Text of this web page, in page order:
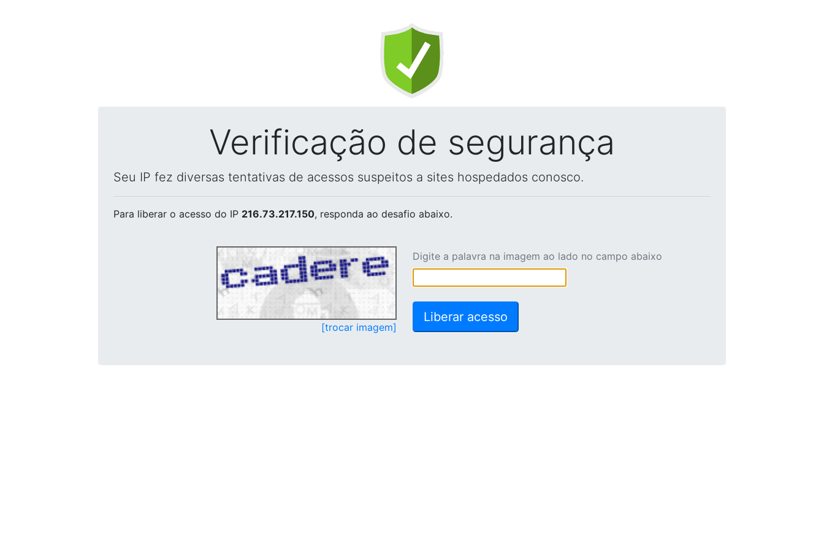
Verificação de segurança
Seu IP fez diversas tentativas de acessos suspeitos a sites hospedados conosco.
Para liberar o acesso do IP 216.73.217.150, responda ao desafio abaixo.
[trocar imagem]
Digite a palavra na imagem ao lado no campo abaixo